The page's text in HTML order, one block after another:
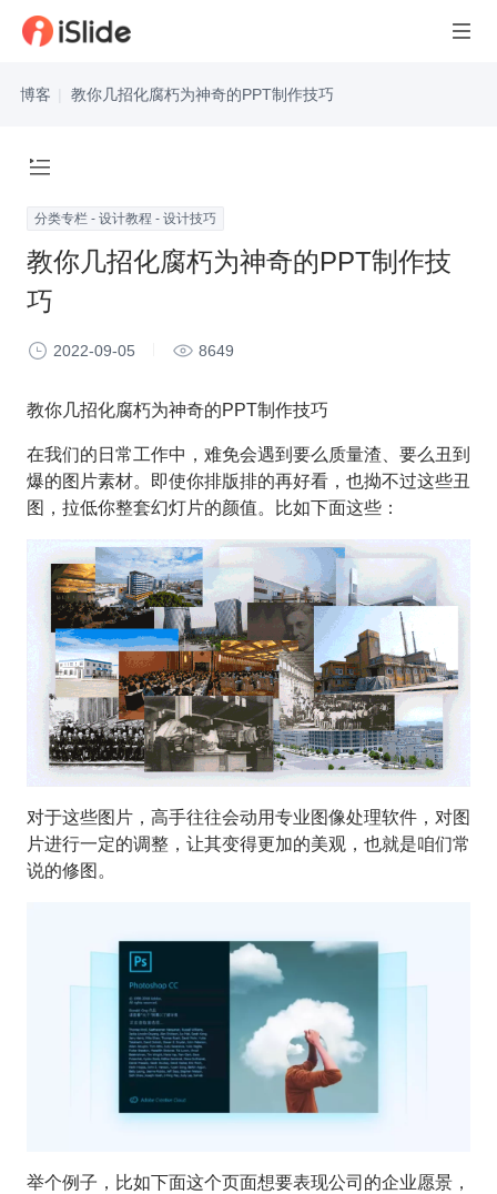
博客 教你几招化腐朽为神奇的PPT制作技巧
分类专栏 - 设计教程 - 设计技巧
教你几招化腐朽为神奇的PPT制作技
巧
2022-09-05 8649
教你几招化腐朽为神奇的PPT制作技巧
在我们的日常工作中，难免会遇到要么质量渣、要么丑到
爆的图片素材。即使你排版排的再好看，也拗不过这些丑
图，拉低你整套幻灯片的颜值。比如下面这些：
对于这些图片，高手往往会动用专业图像处理软件，对图
片进行一定的调整，让其变得更加的美观，也就是咱们常
说的修图。
举个例子，比如下面这个页面想要表现公司的企业愿景，